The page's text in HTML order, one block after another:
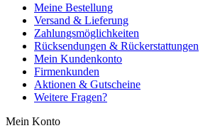
Meine Bestellung
Versand & Lieferung
Zahlungsmöglichkeiten
Rücksendungen & Rückerstattungen
Mein Kundenkonto
Firmenkunden
Aktionen & Gutscheine
Weitere Fragen?
Mein Konto